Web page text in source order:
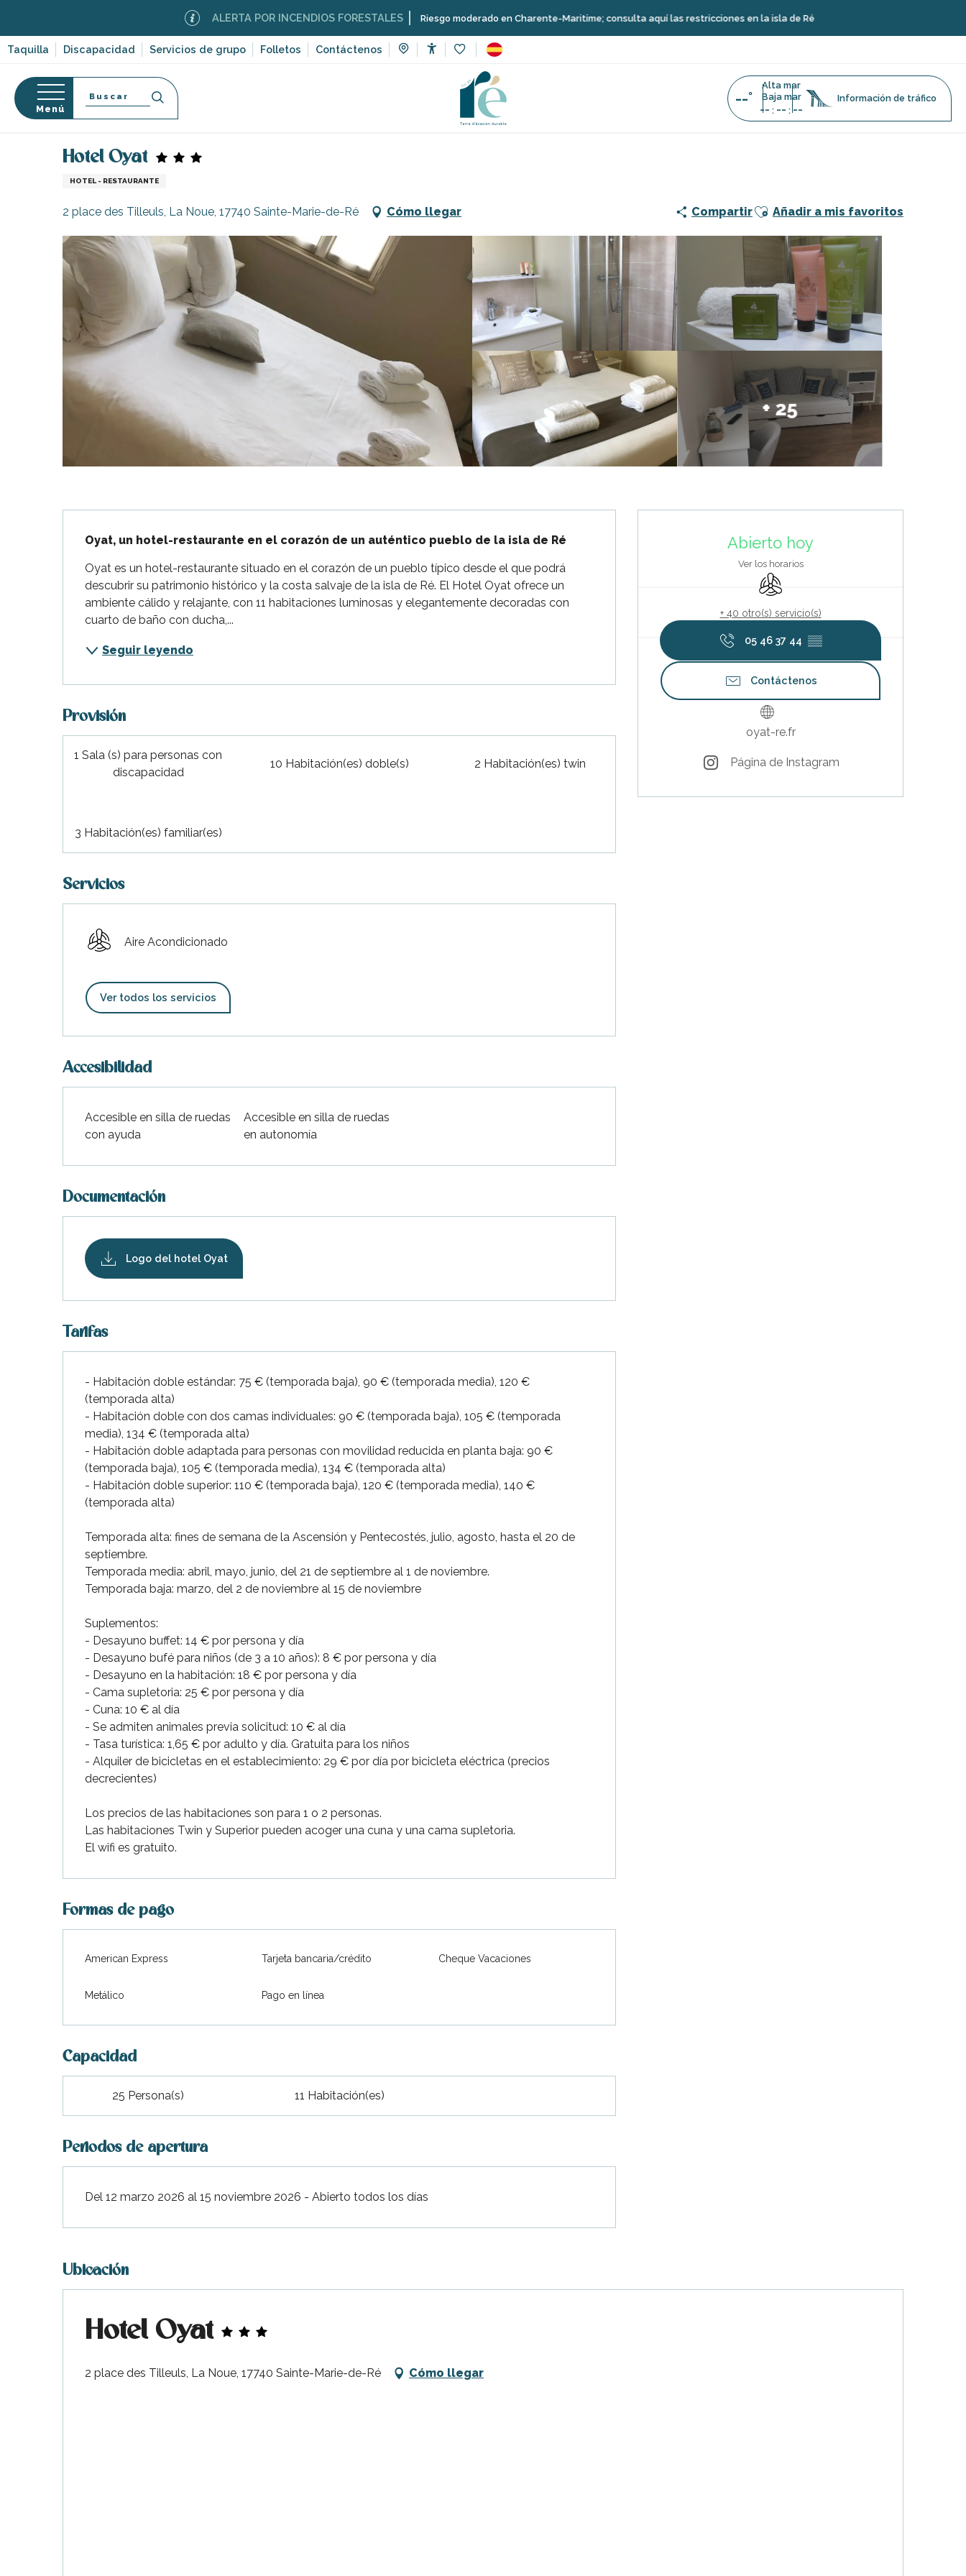
contenu
principal
Taquilla Discapacidad Servicios de grupo Folletos Contáctenos
ALERTA POR INCENDIOS FORESTALES Riesgo moderado en Charente-Maritime; consulta aquí las restricciones en la isla de Ré
Plage-en-
Portes-en-Ré
Menú
Buscar --°
Alta mar
Baja mar
-- : -- : --
Información de tráfico
Página Web
Hotel Oyat
HOTEL - RESTAURANTE
2 place des Tilleuls, La Noue, 17740 Sainte-Marie-de-Ré Cómo llegar CompartirAjouter aux favoris
Añadir a mis favoritos
+ 25
Abierto hoy
Ver los horarios
Aire Acondicionado
+ 40 otro(s) servicio(s)
05 46 37 44 ▒▒
Contáctenos
oyat-re.fr
Página de Instagram
Oyat, un hotel-restaurante en el corazón de un auténtico pueblo de la isla de Ré
Oyat es un hotel-restaurante situado en el corazón de un pueblo típico desde el que podrá
descubrir su patrimonio histórico y la costa salvaje de la isla de Ré. El Hotel Oyat ofrece un
ambiente cálido y relajante, con 11 habitaciones luminosas y elegantemente decoradas con
cuarto de baño con ducha,...
Seguir leyendo
Provisión
1 Sala (s) para personas con
discapacidad
10 Habitación(es) doble(s) 2 Habitación(es) twin
3 Habitación(es) familiar(es)
Servicios
Aire Acondicionado
Ver todos los servicios
Accesibilidad
Accesible en silla de ruedas
con ayuda
Accesible en silla de ruedas
en autonomía
Documentación
Logo del hotel Oyat
Tarifas
- Habitación doble estándar: 75 € (temporada baja), 90 € (temporada media), 120 €
(temporada alta)
- Habitación doble con dos camas individuales: 90 € (temporada baja), 105 € (temporada
media), 134 € (temporada alta)
- Habitación doble adaptada para personas con movilidad reducida en planta baja: 90 €
(temporada baja), 105 € (temporada media), 134 € (temporada alta)
- Habitación doble superior: 110 € (temporada baja), 120 € (temporada media), 140 €
(temporada alta)
Temporada alta: fines de semana de la Ascensión y Pentecostés, julio, agosto, hasta el 20 de
septiembre.
Temporada media: abril, mayo, junio, del 21 de septiembre al 1 de noviembre.
Temporada baja: marzo, del 2 de noviembre al 15 de noviembre
Suplementos:
- Desayuno buffet: 14 € por persona y día
- Desayuno bufé para niños (de 3 a 10 años): 8 € por persona y día
- Desayuno en la habitación: 18 € por persona y día
- Cama supletoria: 25 € por persona y día
- Cuna: 10 € al día
- Se admiten animales previa solicitud: 10 € al día
- Tasa turística: 1,65 € por adulto y día. Gratuita para los niños
- Alquiler de bicicletas en el establecimiento: 29 € por día por bicicleta eléctrica (precios
decrecientes)
Los precios de las habitaciones son para 1 o 2 personas.
Las habitaciones Twin y Superior pueden acoger una cuna y una cama supletoria.
El wifi es gratuito.
Formas de pago
American Express Tarjeta bancaria/crédito Cheque Vacaciones
Metálico Pago en línea
Capacidad
25 Persona(s) 11 Habitación(es)
Periodos de apertura
Del 12 marzo 2026 al 15 noviembre 2026 - Abierto todos los días
Ubicación
Hotel Oyat
2 place des Tilleuls, La Noue, 17740 Sainte-Marie-de-Ré Cómo llegar